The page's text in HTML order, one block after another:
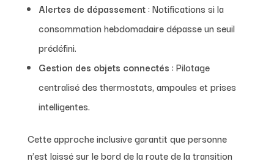
Alertes de dépassement: Notifications si la
consommation hebdomadaire dépasse un seuil
prédéfini.
Gestion des objets connectés : Pilotage
centralisé des thermostats, ampoules et prises
intelligentes.
Cette approche inclusive garantit que personne
n’est laissé sur le bord de la route de la transition